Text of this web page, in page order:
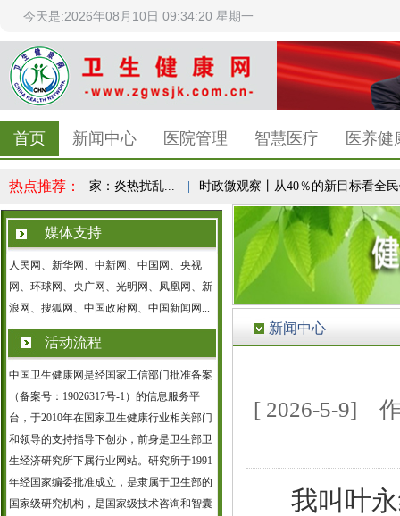
今天是:2026年08月10日 09:34:21 星期一
首页 新闻中心 医院管理 智慧医疗 医养健
热点推荐：
“失控”？专家：炎热扰乱... | 时政微观察丨从40％的新目标看全民健
媒体支持
人民网、新华网、中新网、中国网、央视
网、环球网、央广网、光明网、凤凰网、新
浪网、搜狐网、中国政府网、中国新闻网...
活动流程
中国卫生健康网是经国家工信部门批准备案
（备案号：19026317号-1）的信息服务平
台，于2010年在国家卫生健康行业相关部门
和领导的支持指导下创办，前身是卫生部卫
生经济研究所下属行业网站。研究所于1991
年经国家编委批准成立，是隶属于卫生部的
国家级研究机构，是国家级技术咨询和智囊
新闻中心
[ 2026-5-9]
我叫叶永